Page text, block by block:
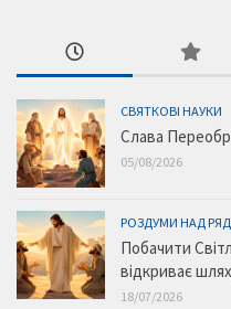
СВЯТКОВІ НАУКИ
Слава
05/08/2026
РОЗДУМИ НАД
Побачити
відкриває
18/07/2026